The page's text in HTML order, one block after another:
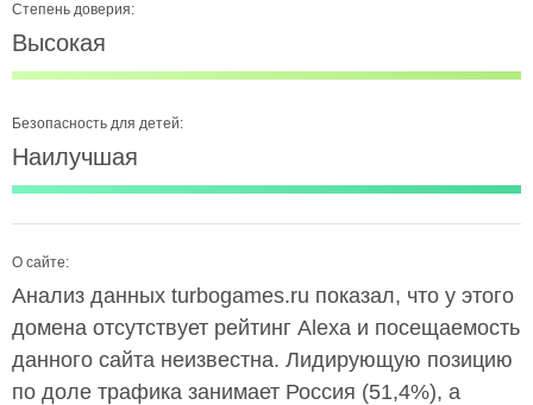
Степень доверия:
Высокая
Безопасность для детей:
Наилучшая
О сайте:
Анализ данных turbogames.ru показал, что у этого
домена отсутствует рейтинг Alexa и посещаемость
данного сайта неизвестна. Лидирующую позицию
по доле трафика занимает Россия (51,4%), а